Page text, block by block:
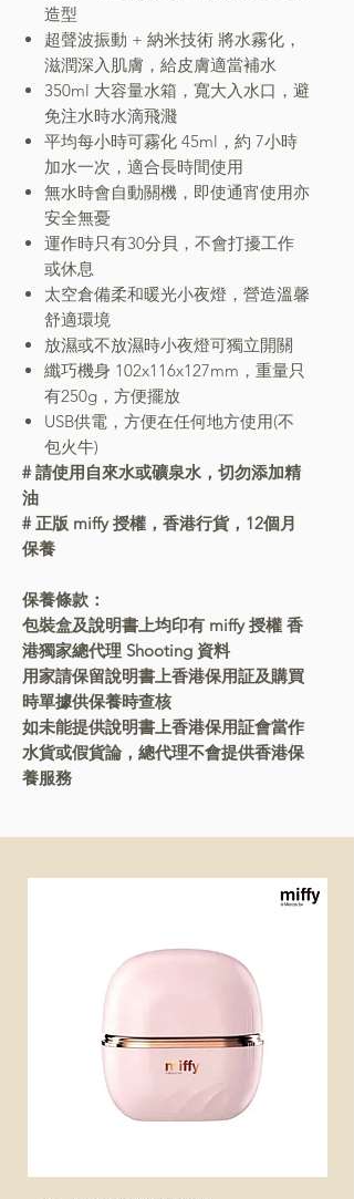
造型
超聲波振動 + 納米技術 將水霧化，
滋潤深入肌膚，給皮膚適當補水
350ml 大容量水箱，寬大入水口，避
免注水時水滴飛濺
平均每小時可霧化 45ml，約 7小時
加水一次，適合長時間使用
無水時會自動關機，即使通宵使用亦
安全無憂
運作時只有30分貝，不會打擾工作
或休息
太空倉備柔和暖光小夜燈，營造溫馨
舒適環境
放濕或不放濕時小夜燈可獨立開關
纖巧機身 102x116x127mm，重量只
有250g，方便擺放
USB供電，方便在任何地方使用(不
包火牛)
# 請使用自來水或礦泉水，切勿添加精
油
#正版 miffy 授權，香港行貨，12個月
保養
保養條款：
包裝盒及說明書上均印有 miffy 授權 香
港獨家總代理 Shooting 資料
用家請保留說明書上香港保用証及購買
時單據供保養時查核
如未能提供說明書上香港保用証會當作
水貨或假貨論，總代理不會提供香港保
養服務